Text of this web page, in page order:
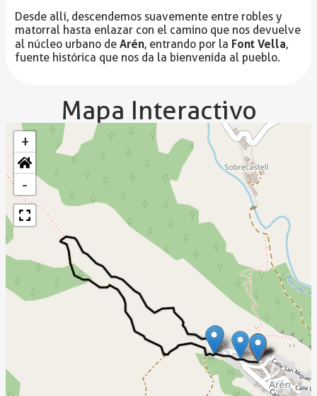
Desde allí, descendemos suavemente entre robles y
matorral hasta enlazar con el camino que nos devuelve
al núcleo urbano de Arén, entrando por la Font Vella,
fuente histórica que nos da la bienvenida al pueblo.
Mapa Interactivo
+
-